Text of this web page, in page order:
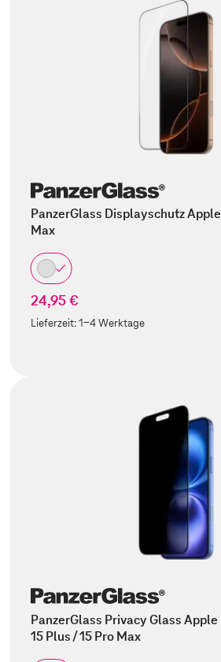
PanzerGlass Displayschutz
Max
24,95 €
Lieferzeit:1-4 Werktage
PanzerGlass Privacy Glass Apple
15 Plus / 15 Pro Max